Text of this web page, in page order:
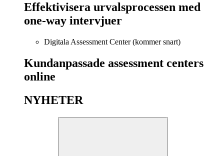
Effektivisera urvalsprocessen med
one-way intervjuer
Digitala Assessment Center (kommer snart)
Kundanpassade assessment centers
online
NYHETER